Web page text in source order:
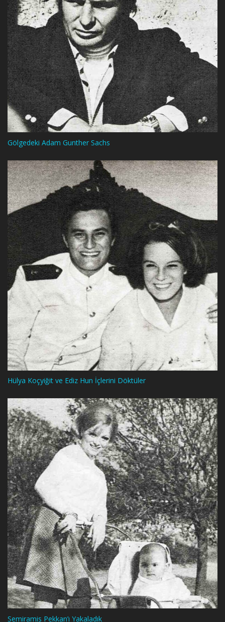
Gölgedeki Adam Gunther Sachs
Hülya Koçyiğit ve Ediz Hun İçlerini Döktüler
Semiramis Pekkan’ı Yakaladık